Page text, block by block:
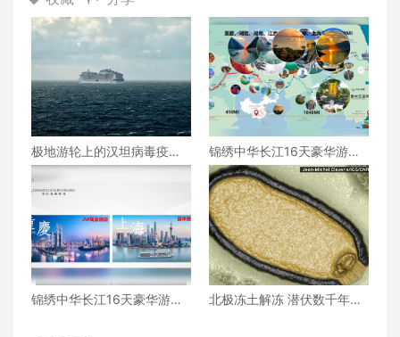
极地游轮上的汉坦病毒疫
情：罕见病毒在特殊环境中
爆发
锦绣中华长江16天豪华游
（下）
锦绣中华长江16天豪华游
北极冻土解冻 潜伏数千年